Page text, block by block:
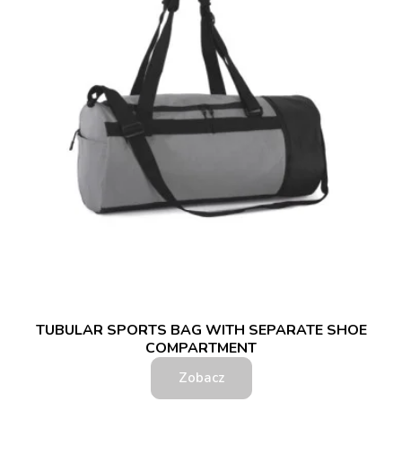
TUBULAR SPORTS BAG WITH SEPARATE SHOE
COMPARTMENT
Zobacz